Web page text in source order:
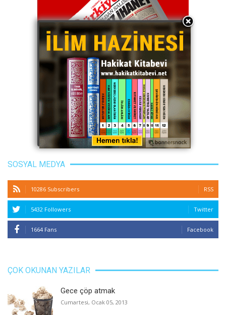
SOSYAL MEDYA
10286 Subscribers RSS
5432 Followers Twitter
1664 Fans Facebook
ÇOK OKUNAN YAZILAR
Gece çöp atmak
Cumartesi, Ocak 05, 2013